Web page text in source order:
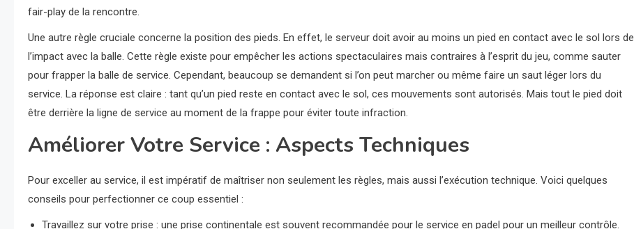
fair-play de la rencontre.
Une autre règle cruciale concerne la position des pieds. En effet, le serveur doit avoir au moins un pied en contact avec le sol lors de
l’impact avec la balle. Cette règle existe pour empêcher les actions spectaculaires mais contraires à l’esprit du jeu, comme sauter
pour frapper la balle de service. Cependant, beaucoup se demandent si l’on peut marcher ou même faire un saut léger lors du
service. La réponse est claire : tant qu’un pied reste en contact avec le sol, ces mouvements sont autorisés. Mais tout le pied doit
être derrière la ligne de service au moment de la frappe pour éviter toute infraction.
Améliorer Votre Service : Aspects Techniques
Pour exceller au service, il est impératif de maîtriser non seulement les règles, mais aussi l’exécution technique. Voici quelques
conseils pour perfectionner ce coup essentiel :
Travaillez sur votre prise : une prise continentale est souvent recommandée pour le service en padel pour un meilleur contrôle.